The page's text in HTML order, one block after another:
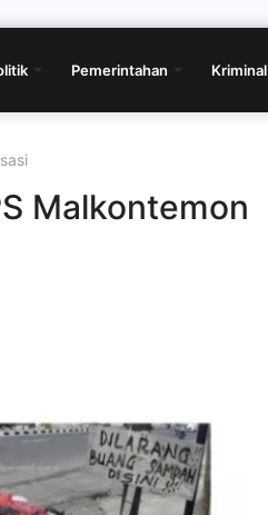
Pemerintahan Kriminal
Malkontemon